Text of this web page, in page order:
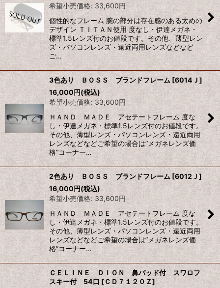
希望小売価格: 33,600円
個性的なフレーム 腕の部分は存在感のある太めの
デザイン ＴＩＴＡＮ使用 度なし・伊達メガネ・
標準1.5レンズ付のお値段です。その他、薄型レン
ズ・パソコンレンズ・遠近両用レンズなどなど
ご…
3色あり ＢＯＳＳ ブランドフレーム [6014Ｊ ]
16,000円(税込)
希望小売価格: 33,600円
ＨＡＮＤ ＭＡＤＥ アセテートフレーム 度な
し・伊達メガネ・標準1.5レンズ付のお値段です。
その他、薄型レンズ・パソコンレンズ・遠近両用
レンズなどなどご希望の場合は”メガネレンズ価
格”コーナー…
2色あり ＢＯＳＳ ブランドフレーム [6012Ｊ]
16,000円(税込)
希望小売価格: 33,600円
ＨＡＮＤ ＭＡＤＥ アセテートフレーム 度な
し・伊達メガネ・標準1.5レンズ付のお値段です。
その他、薄型レンズ・パソコンレンズ・遠近両用
レンズなどなどご希望の場合は”メガネレンズ価
格”コーナー…
ＣＥＬＩＮＥ ＤＩＯＮ 鼻パッド付 スワロフ
スキー付 54口 [ＣＤ７１２０Ｚ]